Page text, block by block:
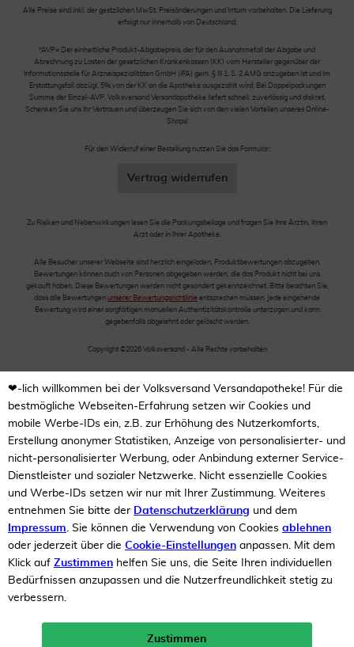
Alle Preise sind inkl. der gestzlichen MwSt. Preisänderungen und Irrtum vorbehalten. Die Lieferung
erfolgt nur innerhalb von Deutschland.
*AVP= Der einheitliche Produkt-Abgabepreis, der für den Ausnahmefall der Abgabe und
Abrechnung zu Lasten der gesetzlichen Krankenkassen (KK) vom Hersteller gegenüber der
Informationsstelle für Arzneispezialitäten GmbH (IFA) gem. § III 1, S. 2 AMG anzugeben ist und im
Erstattungsfall abzügl. 5% von der KK an die Apotheke ausgezahlt wird. Bei Doppelpackungen
Summe der Einzel-AVP. Volksversand Versandapotheke liefert schnell, zuverlässig und diskret.
Schenken Sie uns Ihr Vertrauen und überzeugen Sie sich von den vielen Vorteilen unseres Online-
Shops!
Für den Widerruf einer Bestellung nutzen Sie das Formular:
Vertrag widerrufen
Zu Risiken und Nebenwirkungen lesen Sie die Packungsbeilage und fragen Sie Ihre Ärztin, Ihren
Arzt oder in Ihrer Apotheke.
Alle Besucher unserer Webseite sind herzlich eingeladen, Produktbewertungen abzugeben.
Bewertungen können auch von Personen abgegeben werden, die das Produkt nicht bei uns
gekauft haben. Diese Bewertungen werden nicht gesondert gekennzeichnet. Bitte beachten Sie,
dass alle Bewertungen unserer Bewertungsrichtlinie entsprechen müssen. Jede eingehende
Bewertung wird einer sorgfältigen manuellen Authentizitätskontrolle unterzogen und kann
gegebenfalls abgelehnt oder gelöscht werden.
Copyright ©2026 Volksversand - Alle Rechte vorbehalten
❤-lich willkommen bei der Volksversand Versandapotheke! Für die
bestmögliche Webseiten-Erfahrung setzen wir Cookies und
mobile Werbe-IDs ein, z.B. zur Erhöhung des Nutzerkomforts,
Erstellung anonymer Statistiken, Anzeige von personalisierter- und
nicht-personalisierter Werbung, oder Anbindung externer Service-
Dienstleister und sozialer Netzwerke. Nicht essenzielle Cookies
und Werbe-IDs setzen wir nur mit Ihrer Zustimmung. Weiteres
entnehmen Sie bitte der Datenschutzerklärung und dem
Impressum. Sie können die Verwendung von Cookies ablehnen
oder jederzeit über die Cookie-Einstellungen anpassen. Mit dem
Klick auf Zustimmen helfen Sie uns, die Seite Ihren individuellen
Bedürfnissen anzupassen und die Nutzerfreundlichkeit stetig zu
verbessern.
Zustimmen